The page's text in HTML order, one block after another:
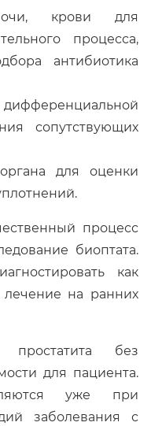
крови для
процесса,
антибиотика
сопутствующих
для оценки
процесс
биоптата.
как
на ранних
простатита без
для пациента.
уже при
заболевания с